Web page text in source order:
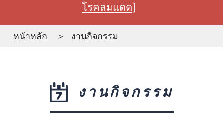
โรคลมแดด]
หน้าหลัก งานกิจกรรม
งานกิจกรรม